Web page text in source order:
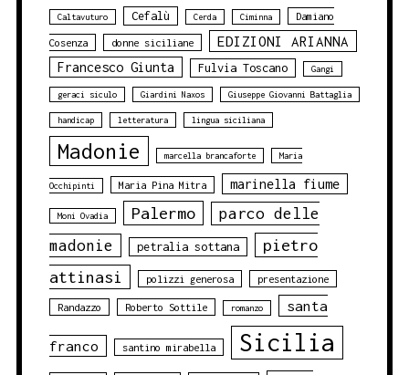
Caltavuturo Cefalù Cerda Ciminna Damiano
Cosenza donne siciliane EDIZIONI ARIANNA
Francesco Giunta Fulvia Toscano Gangi
geraci siculo Giardini Naxos Giuseppe Giovanni Battaglia
handicap letteratura lingua siciliana
Madonie marcella brancaforte Maria
Occhipinti Maria Pina Mitra marinella fiume
Moni Ovadia Palermo
parco delle
madonie
petralia sottana
pietro
attinasi
polizzi generosa presentazione
Randazzo Roberto Sottile romanzo santa
franco santino mirabella Sicilia